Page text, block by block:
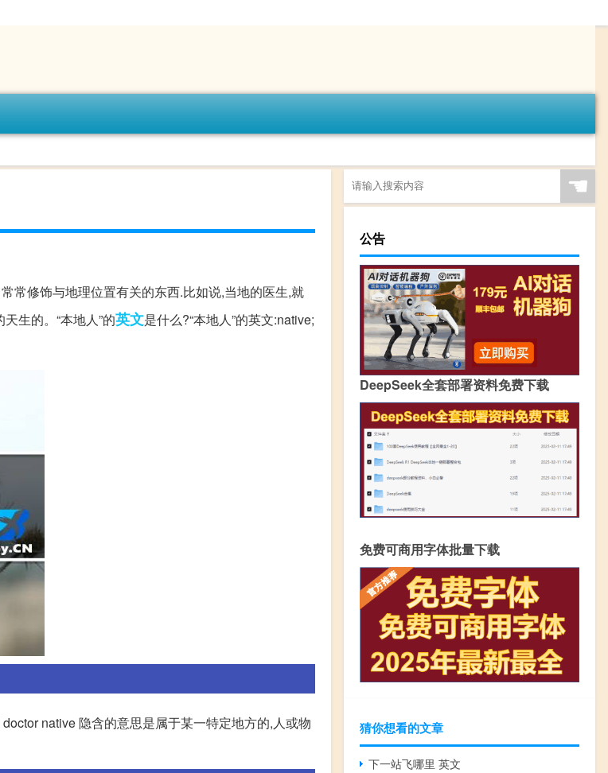
常修饰与地理位置有关的东西.比如说,当地的医生,就
生的。“本地人”的英文是什么?“本地人”的英文:native;
native 隐含的意思是属于某一特定地方的,人或物
☚
公告
DeepSeek全套部署资料免费下载
免费可商用字体批量下载
猜你想看的文章
下一站飞哪里 英文